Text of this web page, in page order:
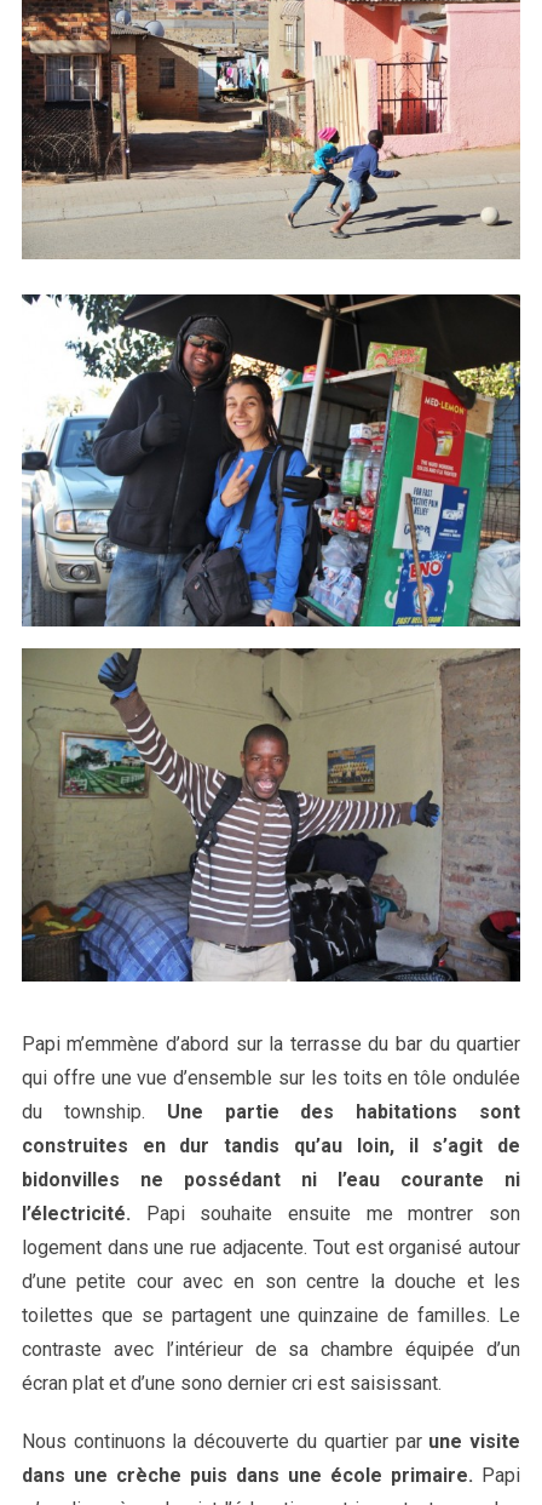
Papi m’emmène d’abord sur la terrasse du bar du quartier
qui offre une vue d’ensemble sur les toits en tôle ondulée
du township. Une partie des habitations sont
construites en dur tandis qu’au loin, il s’agit de
bidonvilles ne possédant ni l’eau courante ni
l’électricité. Papi souhaite ensuite me montrer son
logement dans une rue adjacente. Tout est organisé autour
d’une petite cour avec en son centre la douche et les
toilettes que se partagent une quinzaine de familles. Le
contraste avec l’intérieur de sa chambre équipée d’un
écran plat et d’une sono dernier cri est saisissant.
Nous continuons la découverte du quartier par une visite
dans une crèche puis dans une école primaire. Papi